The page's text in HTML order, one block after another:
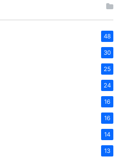
48
30
25
24
16
16
14
13